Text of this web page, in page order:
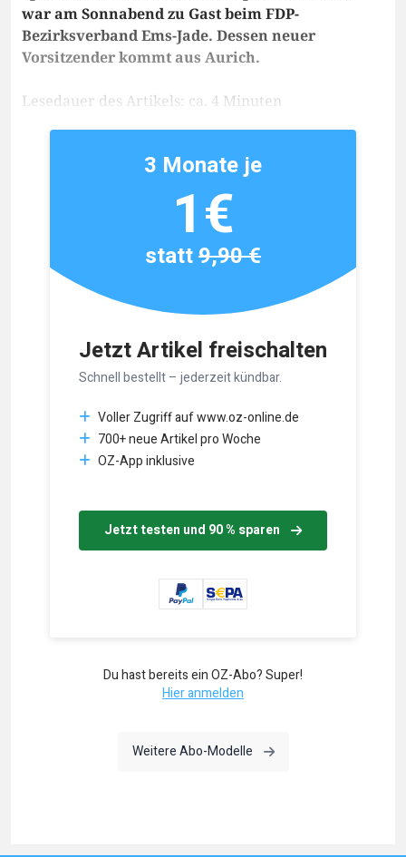
war am Sonnabend zu Gast beim FDP-
Bezirksverband Ems-Jade. Dessen neuer
Vorsitzender kommt aus Aurich.
Lesedauer des Artikels: ca. 4 Minuten
Jetzt Artikel freischalten
Schnell bestellt – jederzeit kündbar.
Voller Zugriff auf www.oz-online.de
700+ neue Artikel pro Woche
OZ-App inklusive
Jetzt testen und 90 % sparen
3 Monate je
1€
statt9,90 €
Du hast bereits ein OZ-Abo? Super!
Hier anmelden
Weitere Abo-Modelle